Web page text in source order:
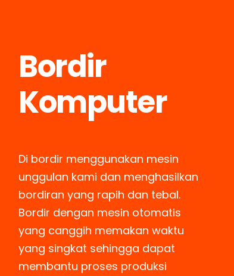
Bordir
Komputer
Di bordir menggunakan mesin
unggulan kami dan menghasilkan
bordiran yang rapih dan tebal.
Bordir dengan mesin otomatis
yang canggih memakan waktu
yang singkat sehingga dapat
membantu proses produksi